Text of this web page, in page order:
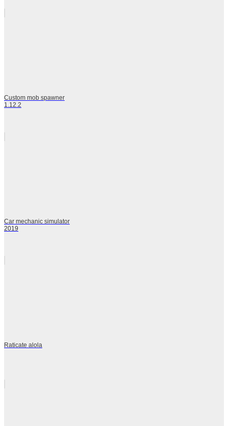
Custom mob spawner
1.12.2
Car mechanic simulator
2019
Raticate alola